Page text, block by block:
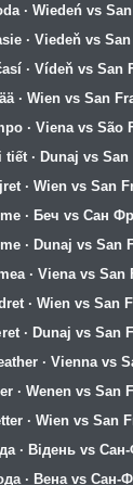
· Wiedeń vs
· Viedeň vs
· Vídeň vs San
· Wien vs San
· Viena vs São
tiết · Dunaj vs
· Wien vs San
· Беч vs Сан
· Dunaj vs San
· Viena vs San
· Wien vs San
· Dunaj vs San
· Vienna vs
· Wenen vs San
· Wien vs San
· Відень vs
· Вена vs Сан-